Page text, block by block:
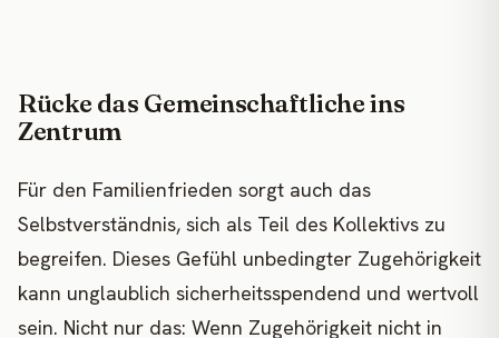
Rücke das Gemeinschaftliche ins
Zentrum
Für den Familienfrieden sorgt auch das
Selbstverständnis, sich als Teil des Kollektivs zu
begreifen. Dieses Gefühl unbedingter Zugehörigkeit
kann unglaublich sicherheitsspendend und wertvoll
sein. Nicht nur das: Wenn Zugehörigkeit nicht in